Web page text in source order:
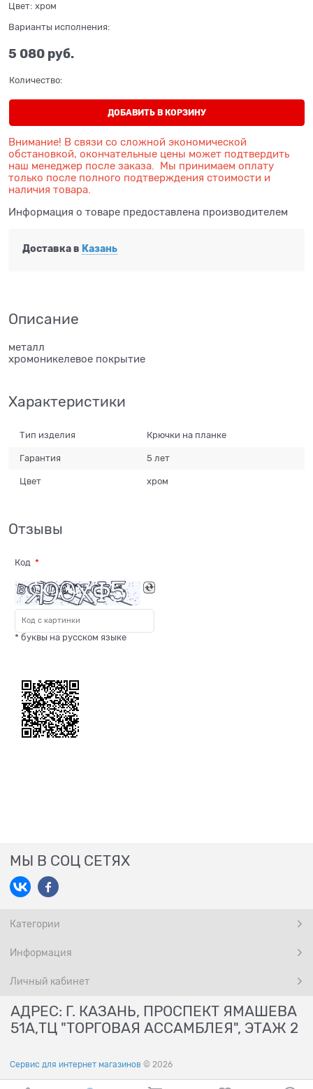
Цвет: хром
Варианты исполнения:
5 080 руб.
Количество:
ДОБАВИТЬ В КОРЗИНУ
Внимание! В связи со сложной экономической
обстановкой, окончательные цены может подтвердить
наш менеджер после заказа. Мы принимаем оплату
только после полного подтверждения стоимости и
наличия товара.
Информация о товаре предоставлена производителем
Доставка в Казань
Описание
металл
хромоникелевое покрытие
Характеристики
Тип изделия Крючки на планке
Гарантия 5 лет
Цвет хром
Отзывы
Код
* буквы на русском языке
МЫ В СОЦ СЕТЯХ
Категории
Информация
Личный кабинет
АДРЕС: Г. КАЗАНЬ, ПРОСПЕКТ ЯМАШЕВА
51А,ТЦ "ТОРГОВАЯ АССАМБЛЕЯ", ЭТАЖ 2
Сервис для интернет магазинов © 2026